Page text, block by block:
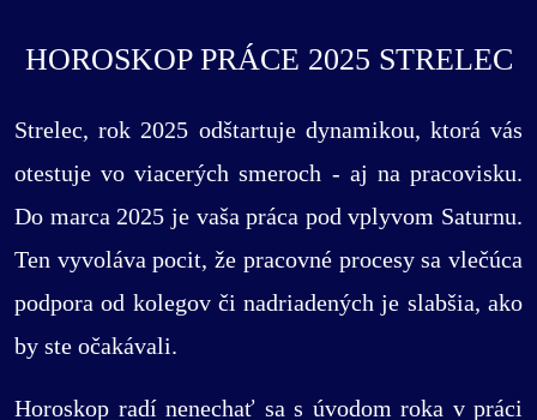
HOROSKOP PRÁCE 2025 STRELEC
Strelec, rok 2025 odštartuje dynamikou, ktorá vás
otestuje vo viacerých smeroch - aj na pracovisku.
Do marca 2025 je vaša práca pod vplyvom Saturnu.
Ten vyvoláva pocit, že pracovné procesy sa vlečúca
podpora od kolegov či nadriadených je slabšia, ako
by ste očakávali.
Horoskop radí nenechať sa s úvodom roka v práci